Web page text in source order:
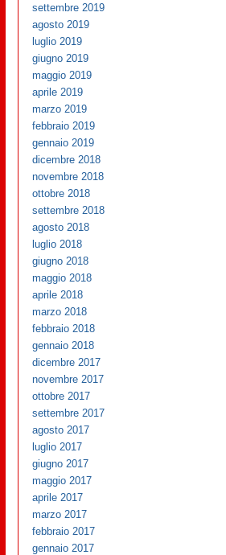
settembre 2019
agosto 2019
luglio 2019
giugno 2019
maggio 2019
aprile 2019
marzo 2019
febbraio 2019
gennaio 2019
dicembre 2018
novembre 2018
ottobre 2018
settembre 2018
agosto 2018
luglio 2018
giugno 2018
maggio 2018
aprile 2018
marzo 2018
febbraio 2018
gennaio 2018
dicembre 2017
novembre 2017
ottobre 2017
settembre 2017
agosto 2017
luglio 2017
giugno 2017
maggio 2017
aprile 2017
marzo 2017
febbraio 2017
gennaio 2017